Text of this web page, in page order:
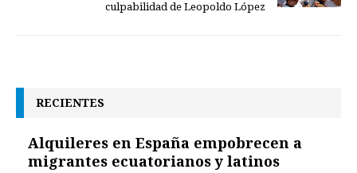
culpabilidad de Leopoldo López
RECIENTES
Alquileres en España empobrecen a
migrantes ecuatorianos y latinos